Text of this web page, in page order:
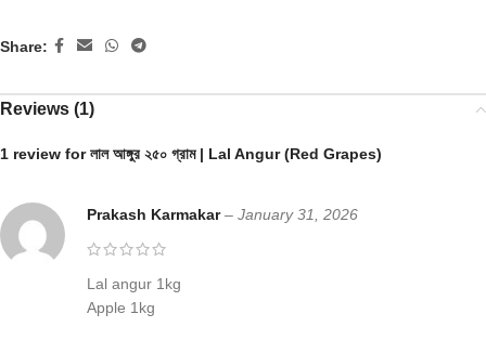
Share:
Reviews (1)
1 review forলাল আঙ্গুর ২৫০ গ্রাম | Lal Angur (Red Grapes)
Prakash Karmakar– January 31, 2026
Lal angur 1kg
Apple 1kg